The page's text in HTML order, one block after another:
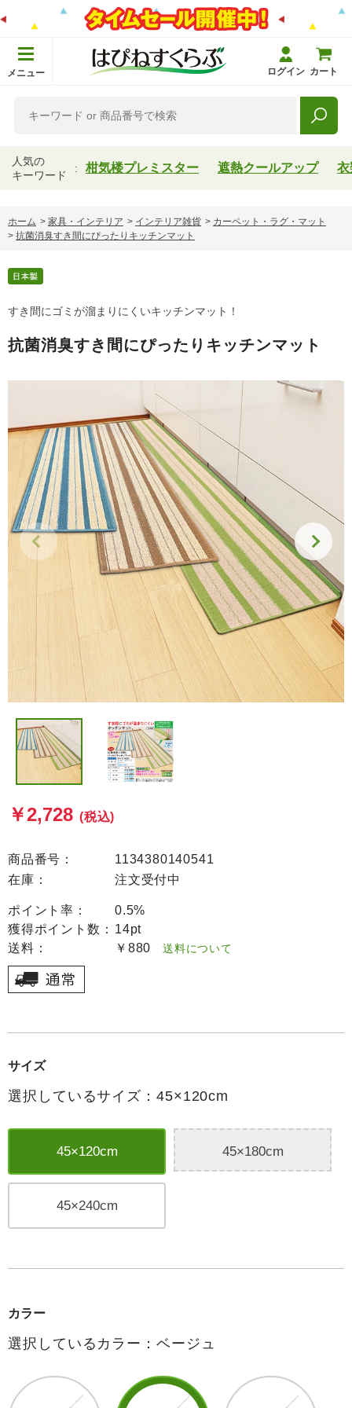
メニュー ログイン カート
人気の
キーワード
柑気楼プレミスター 遮熱クールアップ 衣
ホーム > 家具・インテリア > インテリア雑貨 > カーペット・ラグ・マット
> 抗菌消臭すき間にぴったりキッチンマット
すき間にゴミが溜まりにくいキッチンマット！
抗菌消臭すき間にぴったりキッチンマット
￥2,728 (税込)
商品番号：
1134380140541
在庫：
注文受付中
ポイント率：
0.5%
獲得ポイント数： 14pt
送料：
￥880 送料について
サイズ
選択しているサイズ：45×120cm
45×120cm 45×180cm
45×240cm
カラー
選択しているカラー：ベージュ